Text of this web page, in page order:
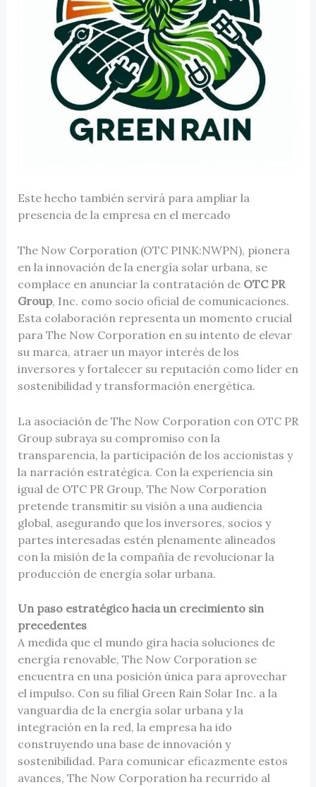
Este hecho también servirá para ampliar la
presencia de la empresa en el mercado
The Now Corporation (OTC PINK:NWPN), pionera
en la innovación de la energía solar urbana, se
complace en anunciar la contratación de OTC PR
Group, Inc. como socio oficial de comunicaciones.
Esta colaboración representa un momento crucial
para The Now Corporation en su intento de elevar
su marca, atraer un mayor interés de los
inversores y fortalecer su reputación como líder en
sostenibilidad y transformación energética.
La asociación de The Now Corporation con OTC PR
Group subraya su compromiso con la
transparencia, la participación de los accionistas y
la narración estratégica. Con la experiencia sin
igual de OTC PR Group, The Now Corporation
pretende transmitir su visión a una audiencia
global, asegurando que los inversores, socios y
partes interesadas estén plenamente alineados
con la misión de la compañía de revolucionar la
producción de energía solar urbana.
Un paso estratégico hacia un crecimiento sin
precedentes
A medida que el mundo gira hacia soluciones de
energía renovable, The Now Corporation se
encuentra en una posición única para aprovechar
el impulso. Con su filial Green Rain Solar Inc. a la
vanguardia de la energía solar urbana y la
integración en la red, la empresa ha ido
construyendo una base de innovación y
sostenibilidad. Para comunicar eficazmente estos
avances, The Now Corporation ha recurrido al